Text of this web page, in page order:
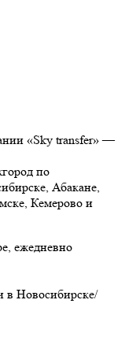
«Sky transfer» —
по
Абакане,
Кемерово и
ежедневно
в Новосибирске/